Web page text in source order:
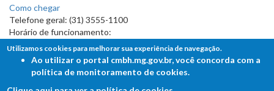
Como chegar
Telefone geral: (31) 3555-1100
Horário de funcionamento:
7h às 19h
Utilizamos cookies para melhorar sua experiência de navegação.
Ao utilizar o portal cmbh.mg.gov.br, você concorda com a
política de monitoramento de cookies.